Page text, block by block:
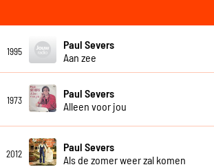
1995
Paul Severs
Aan zee
1973
Paul Severs
Alleen voor jou
2012
Paul Severs
Als de zomer weer zal komen